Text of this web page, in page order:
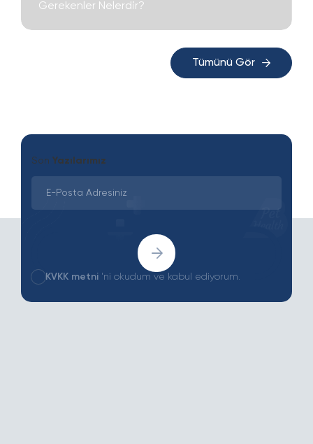
Gerekenler Nelerdir?
Tümünü Gör
Son Yazılarımız
KVKK metni 'ni okudum ve kabul ediyorum.